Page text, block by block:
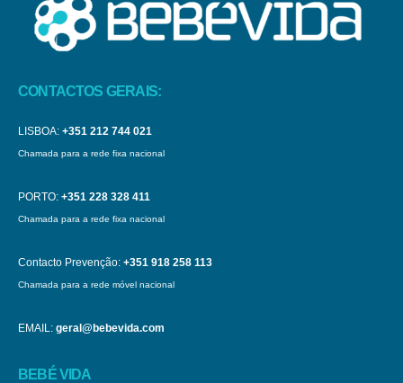
CONTACTOS GERAIS:
LISBOA: +351 212 744 021
Chamada para a rede fixa nacional
PORTO: +351 228 328 411
Chamada para a rede fixa nacional
Contacto Prevenção: +351 918 258 113
Chamada para a rede móvel nacional
EMAIL: geral@bebevida.com
BEBÉ VIDA